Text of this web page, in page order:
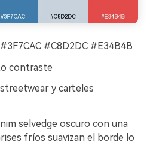
#C8D2DC #E34B4B
contraste
y carteles
selvedge oscuro con una
fríos suavizan el borde lo